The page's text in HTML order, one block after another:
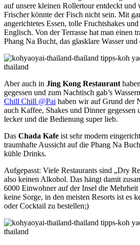
auf unsere kleinen Rollertour entdeckt und
Frischer könnte der Fisch nicht sein. Mit
angerichtetes Essen, tolle Fruchtshakes
Englisch. Von der Terrasse hat man einen
Phang Na Bucht, das glasklare Wasser und
Aber auch in Jing Kong Restaurant
gegessen und zum Nachtisch gab’s
Chill Chill @Pai haben wir auf Grund der
auch Kaffee, Shakes und Dinner gegessen
lecker und die Bedienung super lieb.
Das Chada Kafe ist sehr modern
traumhafte Aussicht auf die Phang Na
kühle Drinks.
Aufgepasst: Viele Restaurants sind „Dry
also keinen Alkohol. Das hängt damit
6000 Einwohner auf der Insel die
keine Sorge, in den meisten Resorts ist es
oder Cocktail zu bestellen;)